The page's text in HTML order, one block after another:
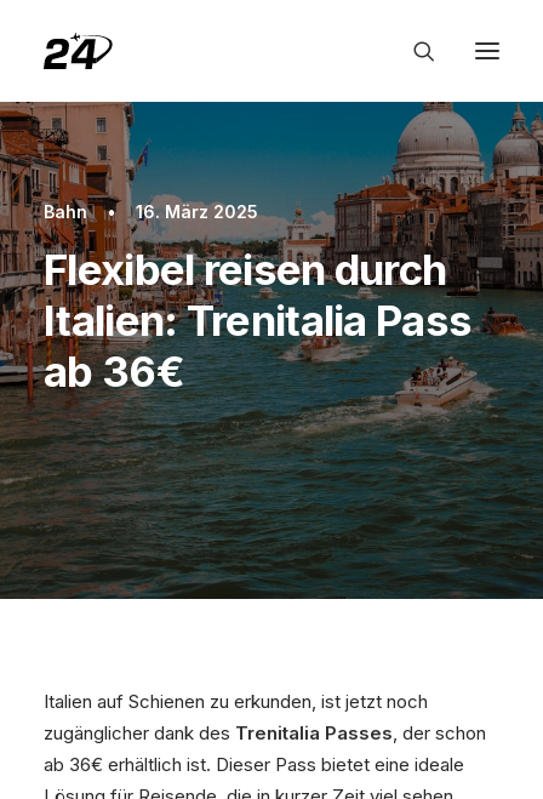
Bahn • 16. März 2025
Flexibel reisen durch
Italien: Trenitalia Pass
ab 36€
Italien auf Schienen zu erkunden, ist jetzt noch
zugänglicher dank des Trenitalia Passes, der schon
ab 36€ erhältlich ist. Dieser Pass bietet eine ideale